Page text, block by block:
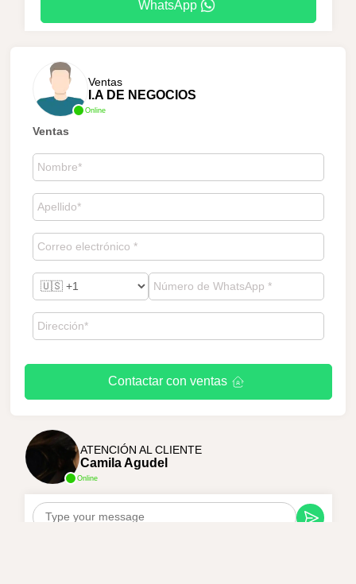
WhatsApp
Online
Ventas
I.A DE NEGOCIOS
Ventas
Contactar con ventas
Online
ATENCIÓN AL CLIENTE
Camila Agudel
Hola Estoy para Ayudarte Con tus Acabados